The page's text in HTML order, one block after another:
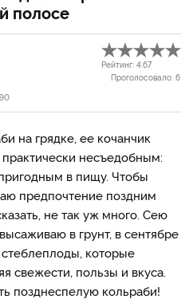
полосе
Рейтинг: 4.67
Проголосовало: 6
на грядке, ее кочанчик
практически несъедобным:
в пищу. Чтобы
предпочтение поздним
не так уж много. Сею
в грунт, в сентябре
которые
свежести, пользы и вкуса.
позднеспелую кольраби!